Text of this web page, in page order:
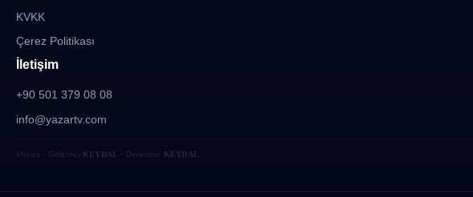
KVKK
Çerez Politikası
İletişim
+90 501 379 08 08
info@yazartv.com
eNews · Geliştirici KEYDAL · Developer KEYDAL